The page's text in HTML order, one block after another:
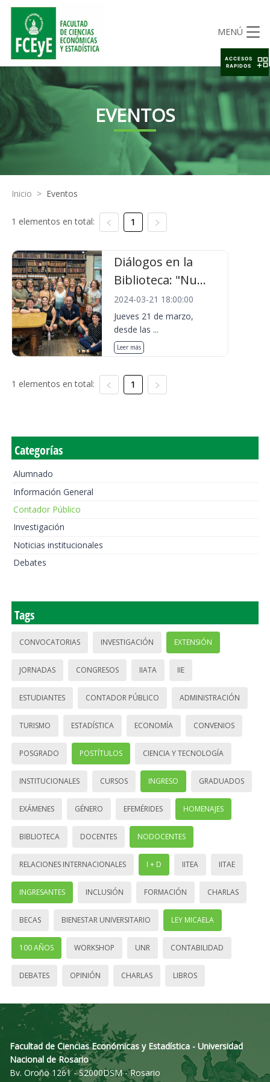
MENÚ
EVENTOS
Inicio > Eventos
1 elementos en total: 1
Diálogos en la
Biblioteca: "Nu...
2024-03-21 18:00:00
Jueves 21 de marzo,
desde las ...
Leer más
1 elementos en total: 1
Categorías
Alumnado
Información General
Contador Público
Investigación
Noticias institucionales
Debates
Tags
CONVOCATORIAS INVESTIGACIÓN EXTENSIÓN
JORNADAS CONGRESOS IIATA IIE
ESTUDIANTES CONTADOR PÚBLICO ADMINISTRACIÓN
TURISMO ESTADÍSTICA ECONOMÍA CONVENIOS
POSGRADO POSTÍTULOS CIENCIA Y TECNOLOGÍA
INSTITUCIONALES CURSOS INGRESO GRADUADOS
EXÁMENES GÉNERO EFEMÉRIDES HOMENAJES
BIBLIOTECA DOCENTES NODOCENTES
RELACIONES INTERNACIONALES I + D IITEA IITAE
INGRESANTES INCLUSIÓN FORMACIÓN CHARLAS
BECAS BIENESTAR UNIVERSITARIO LEY MICAELA
100 AÑOS WORKSHOP UNR CONTABILIDAD
DEBATES OPINIÓN CHARLAS LIBROS
Facultad de Ciencias Económicas y Estadística - Universidad
Nacional de Rosario
Bv. Oroño 1261 - S2000DSM - Rosario
ACCESOS
RAPIDOS